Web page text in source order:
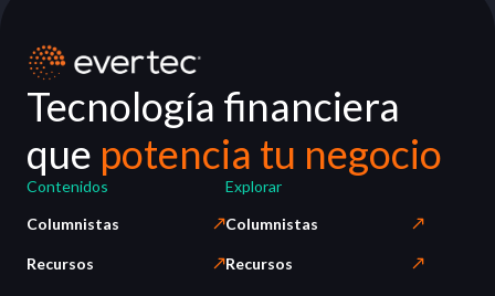
Tecnología financiera
que potencia tu negocio
Contenidos
Columnistas
Recursos
Explorar
Columnistas
Recursos